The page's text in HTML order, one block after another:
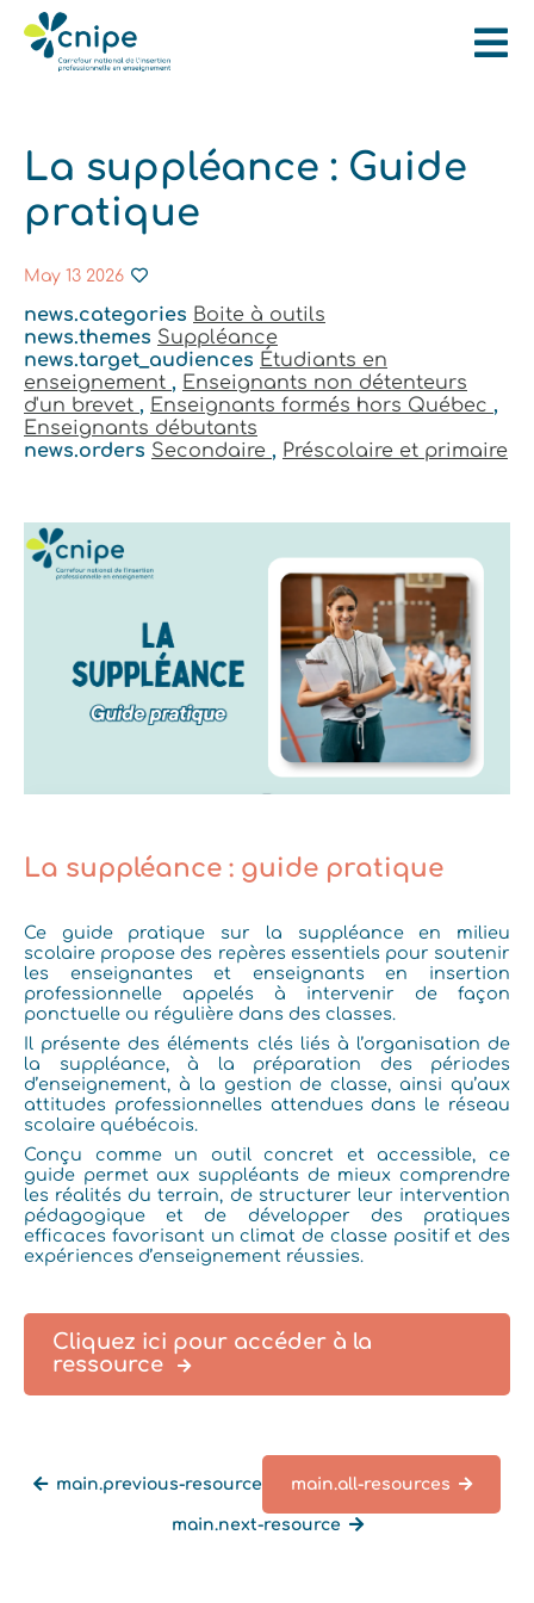
La suppléance : Guide
pratique
May 13 2026
news.categories Boite à outils
news.themes Suppléance
news.target_audiences Étudiants en
enseignement , Enseignants non détenteurs
d'un brevet , Enseignants formés hors Québec ,
Enseignants débutants
news.orders Secondaire , Préscolaire et primaire
La suppléance : guide pratique
Ce guide pratique sur la suppléance en milieu
scolaire propose des repères essentiels pour soutenir
les enseignantes et enseignants en insertion
professionnelle appelés à intervenir de façon
ponctuelle ou régulière dans des classes.
Il présente des éléments clés liés à l’organisation de
la suppléance, à la préparation des périodes
d’enseignement, à la gestion de classe, ainsi qu’aux
attitudes professionnelles attendues dans le réseau
scolaire québécois.
Conçu comme un outil concret et accessible, ce
guide permet aux suppléants de mieux comprendre
les réalités du terrain, de structurer leur intervention
pédagogique et de développer des pratiques
efficaces favorisant un climat de classe positif et des
expériences d’enseignement réussies.
Cliquez ici pour accéder à la
ressource
main.previous-resource main.all-resources
main.next-resource